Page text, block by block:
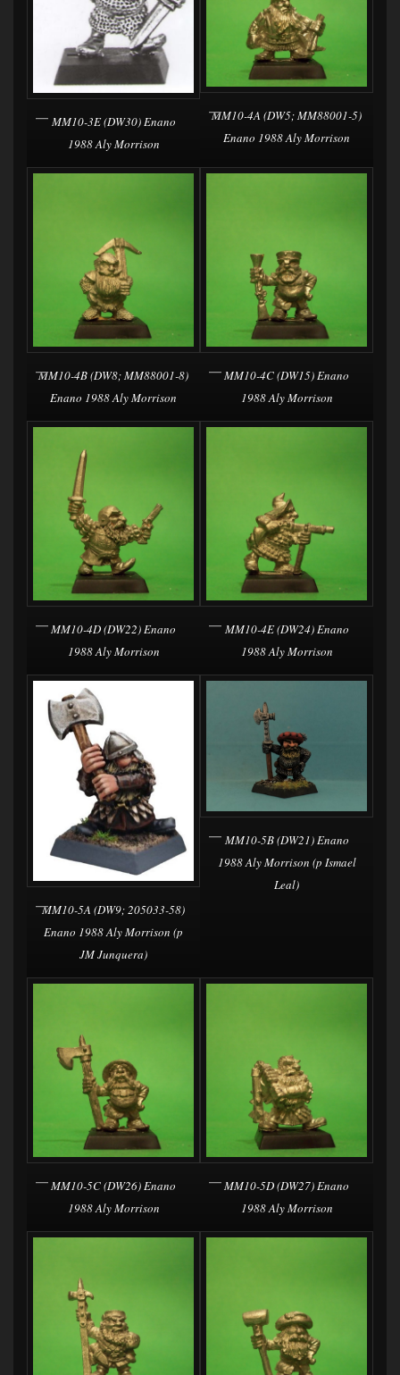
MM10-3E (DW30) Enano
1988 Aly Morrison
MM10-4A (DW5; MM88001-5)
Enano 1988 Aly Morrison
MM10-4B (DW8; MM88001-8)
Enano 1988 Aly Morrison
MM10-4C (DW15) Enano
1988 Aly Morrison
MM10-4D (DW22) Enano
1988 Aly Morrison
MM10-4E (DW24) Enano
1988 Aly Morrison
MM10-5A (DW9; 205033-58)
Enano 1988 Aly Morrison (p
JM Junquera)
MM10-5B (DW21) Enano
1988 Aly Morrison (p Ismael
Leal)
MM10-5C (DW26) Enano
1988 Aly Morrison
MM10-5D (DW27) Enano
1988 Aly Morrison